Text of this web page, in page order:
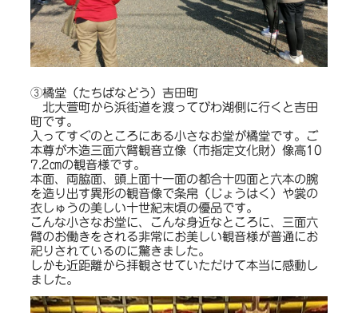
③橘堂（たちばなどう）吉田町
北大萱町から浜街道を渡ってびわ湖側に行くと吉田
町です。
入ってすぐのところにある小さなお堂が橘堂です。ご
本尊が木造三面六臂観音立像（市指定文化財）像高10
7.2㎝の観音様です。
本面、両脇面、頭上面十一面の都合十四面と六本の腕
を造り出す異形の観音像で条帛（じょうはく）や裳の
衣しゅうの美しい十世紀末頃の優品です。
こんな小さなお堂に、こんな身近なところに、三面六
臂のお働きをされる非常にお美しい観音様が普通にお
祀りされているのに驚きました。
しかも近距離から拝観させていただけて本当に感動し
ました。